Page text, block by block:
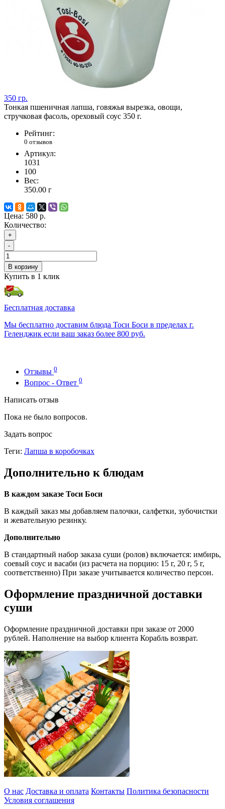
350 гр.
Тонкая пшеничная лапша, говяжья вырезка, овощи,
стручковая фасоль, ореховый соус 350 г.
Рейтинг:
0 отзывов
Артикул:
1031
100
Вес:
350.00 г
Цена: 580 р.
Количество:
+
-
В корзину
Купить в 1 клик
Бесплатная доставка
Мы бесплатно доставим блюда Тоси Боси в пределах г.
Геленджик если ваш заказ более 800 руб.
Отзывы 0
Вопрос - Ответ 0
Написать отзыв
Пока не было вопросов.
Задать вопрос
Теги: Лапша в коробочках
Дополнительно к блюдам
В каждом заказе Тоси Боси
В каждый заказ мы добавляем палочки, салфетки, зубочистки
и жевательную резинку.
Дополнительно
В стандартный набор заказа суши (ролов) включается: имбирь,
соевый соус и васаби (из расчета на порцию: 15 г, 20 г, 5 г,
соответственно) При заказе учитывается количество персон.
Оформление праздничной доставки
суши
Оформление праздничной доставки при заказе от 2000
рублей. Наполнение на выбор клиента Корабль возврат.
О нас Доставка и оплата Контакты Политика безопасности
Условия соглашения